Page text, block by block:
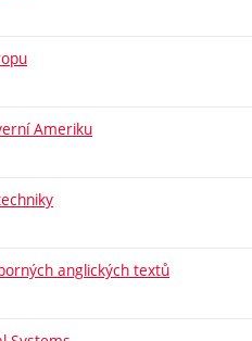
Ameriku
anglických textů